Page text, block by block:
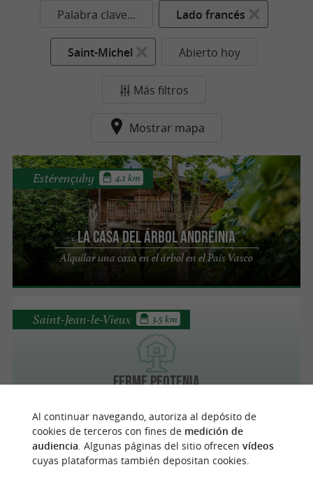
Palabra clave... Lado francés
Saint-Michel Abierto hoy
Más filtros
Mostrar mapa
La casa del árbol Andreinia
Alquilar una casa en el árbol en el País Vasco
Estérençuby 4.1 km
Ferme Peotenia
Saint-Jean-le-Vieux 3.5 km
Lasse 3.9 km
Al continuar navegando, autoriza al depósito de
cookies de terceros con fines de medición de
audiencia. Algunas páginas del sitio ofrecen vídeos
cuyas plataformas también depositan cookies.